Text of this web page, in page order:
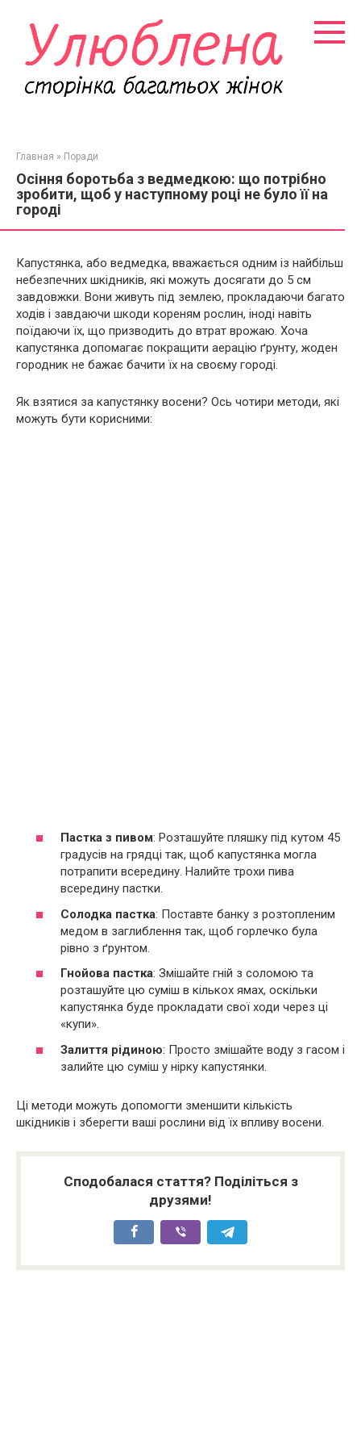
контенту
Главная » Поради
Осіння боротьба з ведмедкою: що потрібно
зробити, щоб у наступному році не було її на
городі
Капустянка, або ведмедка, вважається одним із найбільш
небезпечних шкідників, які можуть досягати до 5 см
завдовжки. Вони живуть під землею, прокладаючи багато
ходів і завдаючи шкоди кореням рослин, іноді навіть
поїдаючи їх, що призводить до втрат врожаю. Хоча
капустянка допомагає покращити аерацію ґрунту, жоден
городник не бажає бачити їх на своєму городі.
Як взятися за капустянку восени? Ось чотири методи, які
можуть бути корисними:
Пастка з пивом: Розташуйте пляшку під кутом 45
градусів на грядці так, щоб капустянка могла
потрапити всередину. Налийте трохи пива
всередину пастки.
Солодка пастка: Поставте банку з розтопленим
медом в заглиблення так, щоб горлечко була
рівно з ґрунтом.
Гнойова пастка: Змішайте гній з соломою та
розташуйте цю суміш в кількох ямах, оскільки
капустянка буде прокладати свої ходи через ці
«купи».
Залиття рідиною: Просто змішайте воду з гасом і
залийте цю суміш у нірку капустянки.
Ці методи можуть допомогти зменшити кількість
шкідників і зберегти ваші рослини від їх впливу восени.
Сподобалася стаття? Поділіться з
друзями!